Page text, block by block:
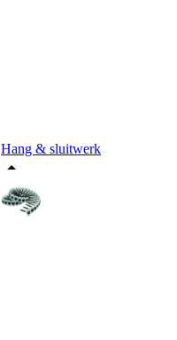
Hang & sluitwerk